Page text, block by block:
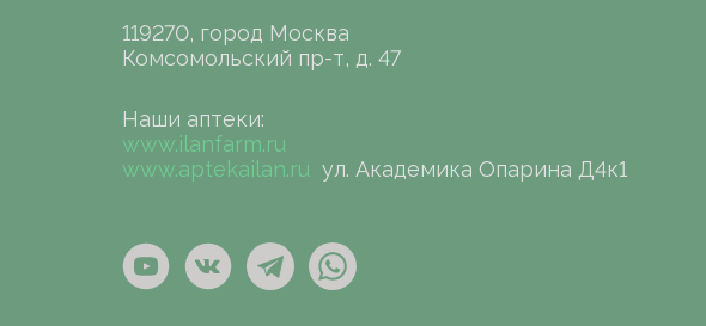
119270, город Москва
Комсомольский пр-т, д. 47
Наши аптеки:
www.ilanfarm.ru
www.aptekailan.ru ул. Академика Опарина Д4к1